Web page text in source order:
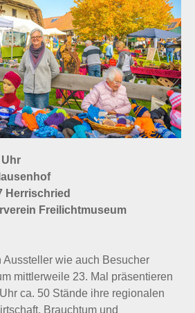
Uhr
Herrischried
Freilichtmuseum
Aussteller wie auch Besucher
mittlerweile 23. Mal präsentieren
ca. 50 Stände ihre regionalen
Brauchtum und